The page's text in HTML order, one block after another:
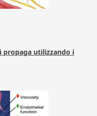
propaga utilizzando i